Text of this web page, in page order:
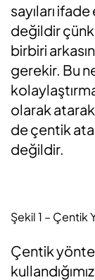
sayıları
değildir
birbiri
gerekir. Bu
olarak
de çentik
değildir.
Şekil 1 – Çentik
Çentik